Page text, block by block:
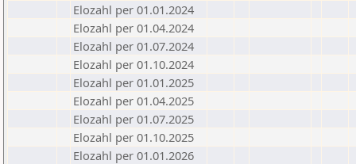
Elozahl per 01.01.2024
Elozahl per 01.04.2024
Elozahl per 01.07.2024
Elozahl per 01.10.2024
Elozahl per 01.01.2025
Elozahl per 01.04.2025
Elozahl per 01.07.2025
Elozahl per 01.10.2025
Elozahl per 01.01.2026